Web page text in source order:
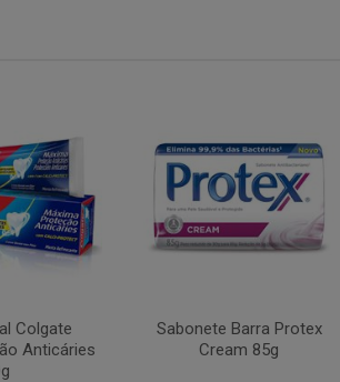
Colgate
Anticáries
Sabonete Barra Protex
Cream 85g